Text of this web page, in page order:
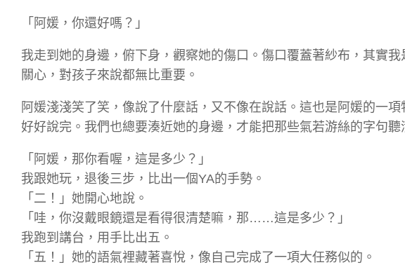
「阿媛，你還好嗎？」
我走到她的身邊，俯下身，觀察她的傷口。傷口覆蓋著紗布，其實
關心，對孩子來說都無比重要。
阿媛淺淺笑了笑，像說了什麼話，又不像在說話。這也是阿媛的一
好好說完。我們也總要湊近她的身邊，才能把那些氣若游絲的字句聽
「阿媛，那你看喔，這是多少？」
我跟她玩，退後三步，比出一個YA的手勢。
「二！」她開心地說。
「哇，你沒戴眼鏡還是看得很清楚嘛，那……這是多少？」
我跑到講台，用手比出五。
「五！」她的語氣裡藏著喜悅，像自己完成了一項大任務似的。